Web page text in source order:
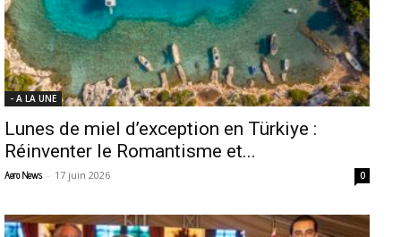
- A LA UNE
Lunes de miel d’exception en Türkiye :
Réinventer le Romantisme et...
Aero News - 17 juin 2026 0